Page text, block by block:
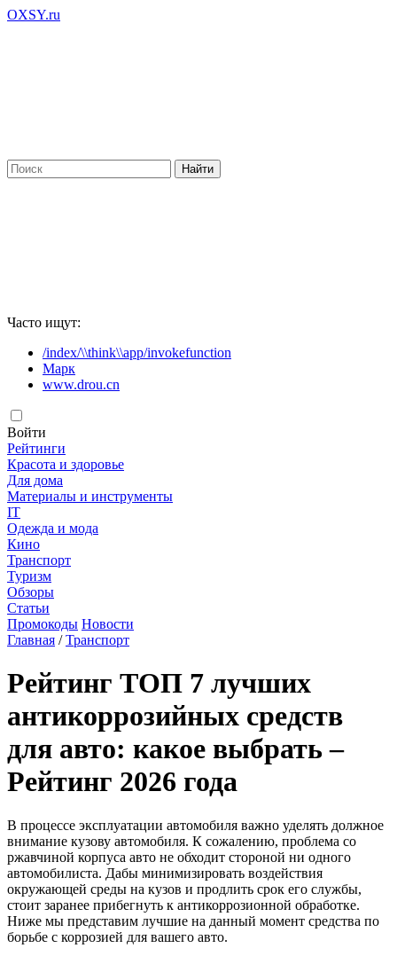
OXSY.ru
Часто ищут:
/index/\\think\\app/invokefunction
Марк
www.drou.cn
Войти
Рейтинги
Красота и здоровье
Для дома
Материалы и инструменты
IT
Одежда и мода
Кино
Транспорт
Туризм
Обзоры
Статьи
Промокоды Новости
Главная /Транспорт
Рейтинг ТОП 7 лучших
антикоррозийных средств
для авто: какое выбрать –
Рейтинг 2026 года
В процессе эксплуатации автомобиля важно уделять должное
внимание кузову автомобиля. К сожалению, проблема со
ржавчиной корпуса авто не обходит стороной ни одного
автомобилиста. Дабы минимизировать воздействия
окружающей среды на кузов и продлить срок его службы,
стоит заранее прибегнуть к антикоррозионной обработке.
Ниже мы представим лучшие на данный момент средства по
борьбе с коррозией для вашего авто.